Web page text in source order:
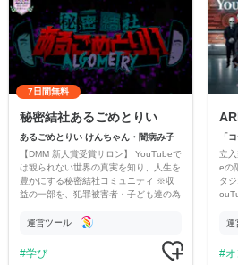
7日間無料
秘密結社あるごめとりい
あるごめとりい けんちゃん・闇病み子
【DMM 新人賞受賞サロン】 YouTubeで
は観られない世界の真実を知り、人生を
豊かにする秘密結社コミュニティ ※収
益の一部を、犯罪被害者・子ども達の為
す運営ツール
学び
立
eの
タ
公運
オ